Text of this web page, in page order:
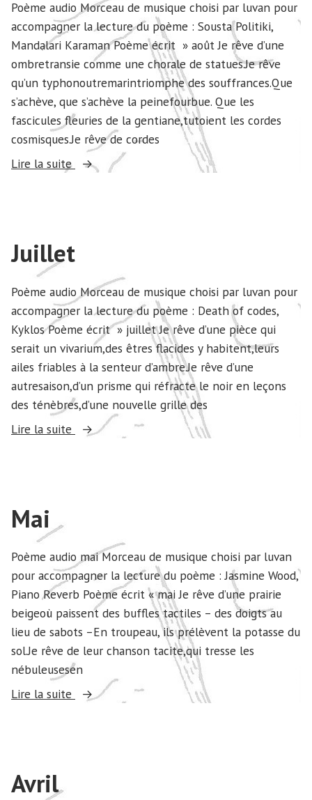
Poème audio Morceau de musique choisi par luvan pour
accompagner la lecture du poème : Sousta Politiki,
Mandalari Karaman Poème écrit » août Je rêve d’une
ombretransie comme une chorale de statues.Je rêve
qu’un typhonoutremarintriomphe des souffrances.Que
s’achève, que s’achève la peinefourbue. Que les
fascicules fleuries de la gentiane,tutoient les cordes
cosmisques.Je rêve de cordes
Lire la suite
« Août »
Juillet
Poème audio Morceau de musique choisi par luvan pour
accompagner la lecture du poème : Death of codes,
Kyklos Poème écrit » juillet Je rêve d’une pièce qui
serait un vivarium,des êtres flacides y habitent,leurs
ailes friables à la senteur d’ambre.Je rêve d’une
autresaison,d’un prisme qui réfracte le noir en leçons
des ténèbres,d’une nouvelle grille des
Lire la suite
« Juillet »
Mai
Poème audio mai Morceau de musique choisi par luvan
pour accompagner la lecture du poème : Jasmine Wood,
Piano Reverb Poème écrit « mai Je rêve d’une prairie
beigeoù paissent des buffles tactiles – des doigts au
lieu de sabots –En troupeau, ils prélèvent la potasse du
sol.Je rêve de leur chanson tacite,qui tresse les
nébuleusesen
Lire la suite
« Mai »
Avril